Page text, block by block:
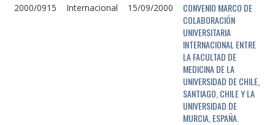
2000/0915 Internacional 15/09/2000
CONVENIO MARCO DE
COLABORACIÓN
UNIVERSITARIA
INTERNACIONAL ENTRE
LA FACULTAD DE
MEDICINA DE LA
UNIVERSIDAD DE CHILE,
SANTIAGO, CHILE Y LA
UNIVERSIDAD DE
MURCIA, ESPAÑA.